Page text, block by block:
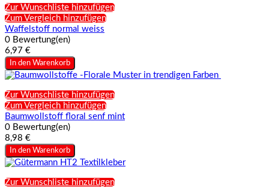
Zur Wunschliste hinzufügen
Zum Vergleich hinzufügen
Waffelstoff normal weiss
0 Bewertung(en)
6,97 €
In den Warenkorb
Zur Wunschliste hinzufügen
Zum Vergleich hinzufügen
Baumwollstoff floral senf mint
0 Bewertung(en)
8,98 €
In den Warenkorb
Zur Wunschliste hinzufügen